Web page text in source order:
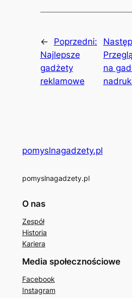
←
Poprzedni:
Najlepsze
gadżety
reklamowe
na
pomyslnagadzety.pl
pomyslnagadzety.pl
O nas
Zespół
Historia
Kariera
Media społecznościowe
Facebook
Instagram